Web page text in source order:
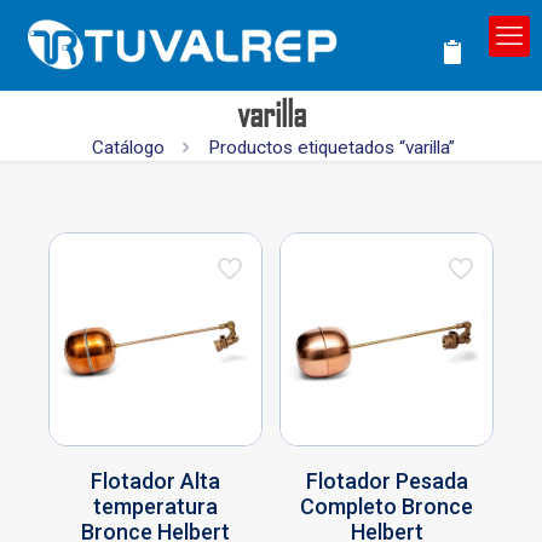
varilla
Catálogo Productos etiquetados “varilla”
Flotador Alta
temperatura
Bronce Helbert
Flotador Pesada
Completo Bronce
Helbert